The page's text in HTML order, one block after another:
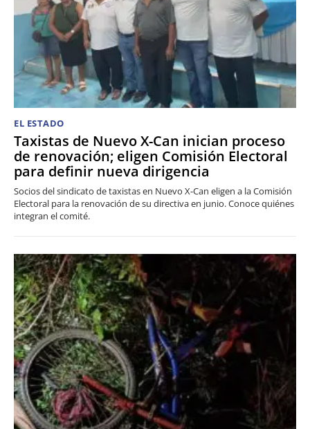
EL ESTADO
Taxistas de Nuevo X-Can inician proceso
de renovación; eligen Comisión Electoral
para definir nueva dirigencia
Socios del sindicato de taxistas en Nuevo X-Can eligen a la Comisión
Electoral para la renovación de su directiva en junio. Conoce quiénes
integran el comité.